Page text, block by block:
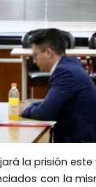
la prisión este
con la